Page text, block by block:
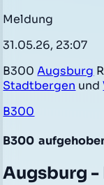
Meldung
31.05.26, 23:07
B300Augsburg
Stadtbergen und
B300
B300
Augsburg